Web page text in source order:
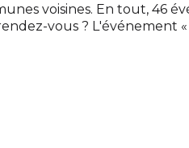
voisines. En tout, 46
vous ? L'événement «